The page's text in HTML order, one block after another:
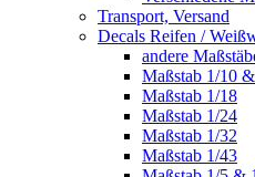
Transport, Versand
Decals Reifen /
andere
Maßstab 1/10
Maßstab 1/18
Maßstab 1/24
Maßstab 1/32
Maßstab 1/43